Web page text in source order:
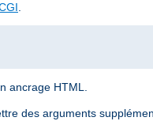
.
ancrage HTML.
des arguments